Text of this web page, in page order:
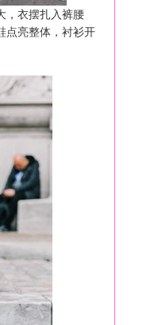
衣摆扎入裤腰
点亮整体，衬衫开